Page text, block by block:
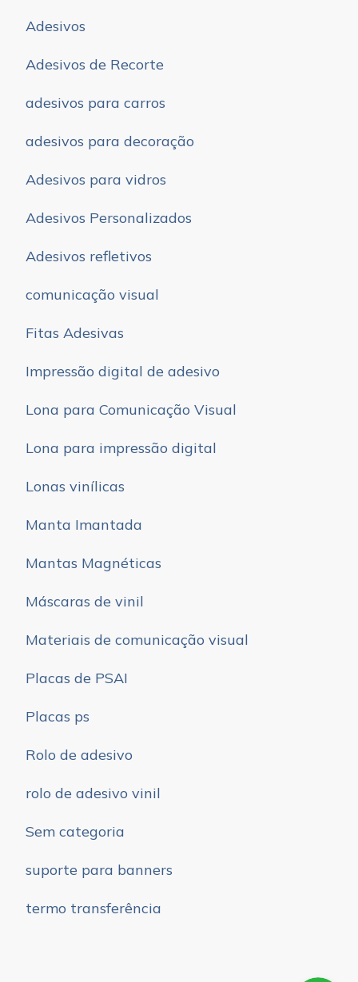
Adesivos
Adesivos de Recorte
adesivos para carros
adesivos para decoração
Adesivos para vidros
Adesivos Personalizados
Adesivos refletivos
comunicação visual
Fitas Adesivas
Impressão digital de adesivo
Lona para Comunicação Visual
Lona para impressão digital
Lonas vinílicas
Manta Imantada
Mantas Magnéticas
Máscaras de vinil
Materiais de comunicação visual
Placas de PSAI
Placas ps
Rolo de adesivo
rolo de adesivo vinil
Sem categoria
suporte para banners
termo transferência